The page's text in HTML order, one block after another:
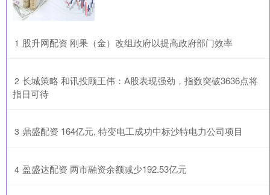
1 ​股升网配资 刚果（金）改组政府以提高政府部门效率
2 ​长城策略 和讯投顾王伟：A股表现强劲，指数突破3636点将
指日可待
3 ​鼎盛配资 164亿元, 特变电工成功中标沙特电力公司项目
4 ​盈盛达配资 两市融资余额减少192.53亿元